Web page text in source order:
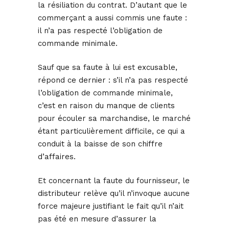
la résiliation du contrat. D’autant que le
commerçant a aussi commis une faute :
il n’a pas respecté l’obligation de
commande minimale.
Sauf que sa faute à lui est excusable,
répond ce dernier : s’il n’a pas respecté
l’obligation de commande minimale,
c’est en raison du manque de clients
pour écouler sa marchandise, le marché
étant particulièrement difficile, ce qui a
conduit à la baisse de son chiffre
d’affaires.
Et concernant la faute du fournisseur, le
distributeur relève qu’il n’invoque aucune
force majeure justifiant le fait qu’il n’ait
pas été en mesure d’assurer la